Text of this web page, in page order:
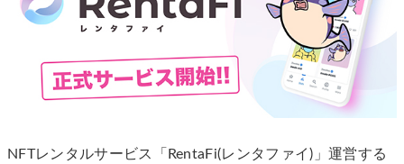
NFTレンタルサービス「RentaFi(レンタファイ)」運営する